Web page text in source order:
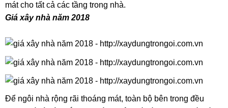
mát cho tất cả các tầng trong nhà.
Giá xây nhà năm 2018
​Để ngôi nhà rộng rãi thoáng mát, toàn bộ bên trong đều